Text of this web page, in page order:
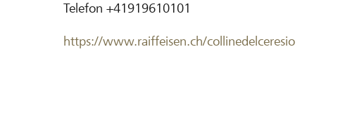
Telefon +41919610101
https://www.raiffeisen.ch/collinedelceresio